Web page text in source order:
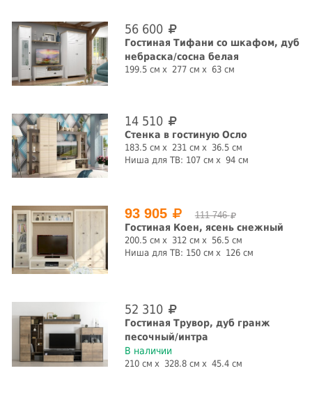
Цвет
Глянец Материал фасада
Стиль
лофт модерн прованс
Шкаф для белья
есть нет
Шкаф витрина
да
Страна производства
56 600
Гостиная Тифани со шкафом, дуб
небраска/сосна белая
199.5 см 277 см 63 см
14 510
Стенка в гостиную Осло
183.5 см 231 см
36.5 см
Ниша для ТВ: 107 см 94 см
93 905 111 746
Гостиная Коен, ясень снежный
200.5 см 312 см
56.5 см
Ниша для ТВ: 150 см 126 см
52 310
Гостиная Трувор, дуб гранж
песочный/интра
В наличии
210 см 328.8 см 45.4 см